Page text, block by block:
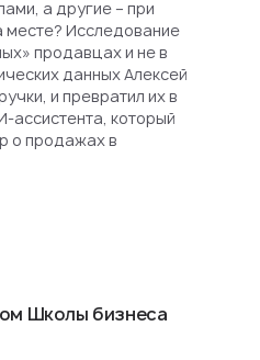
а другие – при
месте? Исследование
продавцах и не в
данных Алексей
и превратил их в
ассистента, который
о продажах в
Школы бизнеса